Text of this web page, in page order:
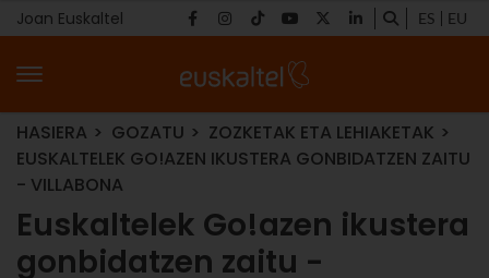
Joan Euskaltel ES EU
HASIERA GOZATU
ZOZKETAK ETA LEHIAKETAK
EUSKALTELEK GO!AZEN IKUSTERA GONBIDATZEN ZAITU
- VILLABONA
Euskaltelek Go!azen ikustera
gonbidatzen zaitu -